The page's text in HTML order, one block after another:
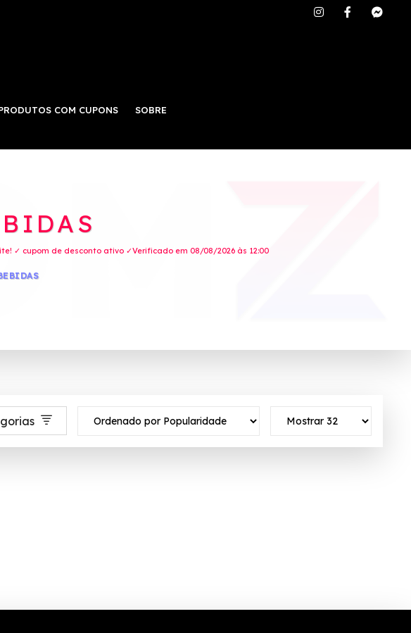
COM CUPONS SOBRE
✓ cupom de desconto ativo ✓Verificado em 08/08/2026 às 12:00